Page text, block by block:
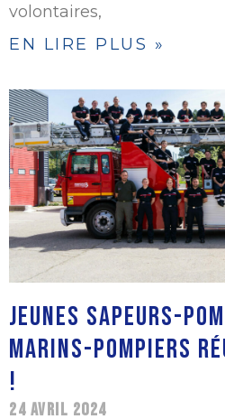
volontaires,
EN LIRE PLUS »
JEUNES SAPEURS-
MARINS-POMPIERS
!
24 AVRIL 2024